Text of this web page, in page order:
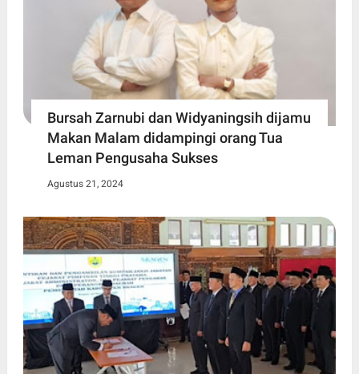
Bursah Zarnubi dan Widyaningsih dijamu
Makan Malam didampingi orang Tua
Leman Pengusaha Sukses
Agustus 21, 2024